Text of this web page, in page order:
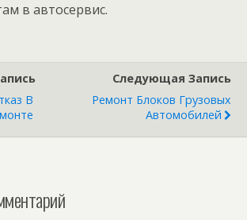
в автосервис.
В
Следующая Запись
Ремонт Блоков Грузовых
Автомобилей